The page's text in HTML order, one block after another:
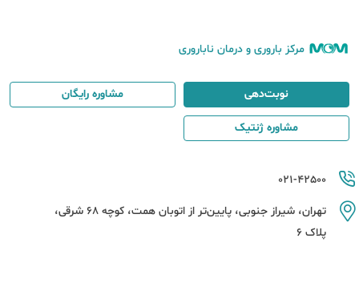
مرکز باروری و درمان ناباروری
021-42500
تهران، شیراز جنوبی، پایین‌تر از اتوبان همت، کوچه 68 شرقی،
پلاک 6
نوبت‌دهی مشاوره رایگان
مشاوره ژنتیک